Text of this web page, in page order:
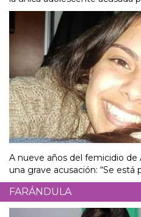
A nueve años del femicidio
una grave acusación: “Se
FARÁNDULA